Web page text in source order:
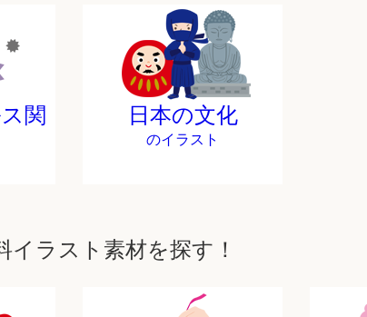
関
日本の文化
のイラスト
イラスト素材を探す！